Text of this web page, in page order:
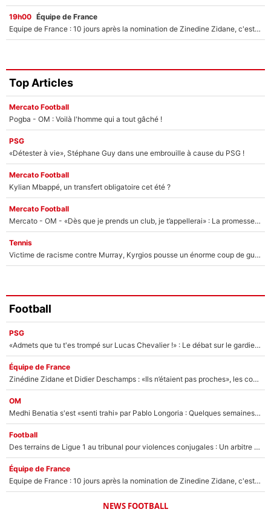
19h00 Équipe de France
Equipe de France : 10 jours après la nomination de Zinedine Zidane, c'est au tour de son fils de prendre un nouveau départ !
Top Articles
Mercato Football
Pogba - OM : Voilà l'homme qui a tout gâché !
PSG
«Détester à vie», Stéphane Guy dans une embrouille à cause du PSG !
Mercato Football
Kylian Mbappé, un transfert obligatoire cet été ?
Mercato Football
Mercato - OM - «Dès que je prends un club, je t’appellerai» : La promesse de Marcelino au moment de claquer la porte
Tennis
Victime de racisme contre Murray, Kyrgios pousse un énorme coup de gueule !
Football
PSG
«Admets que tu t'es trompé sur Lucas Chevalier !» : Le débat sur le gardien du PSG vire au clash à l'After Foot
Équipe de France
Zinédine Zidane et Didier Deschamps : «Ils n’étaient pas proches», les confidences d’un membre de l’équipe de France 1998 sur leur relation spéciale
OM
Medhi Benatia s'est «senti trahi» par Pablo Longoria : Quelques semaines après son départ, l'ancien directeur de football de l'OM règle ses comptes
Football
Des terrains de Ligue 1 au tribunal pour violences conjugales : Un arbitre français encourt une peine de 18 mois de prison !
Équipe de France
Equipe de France : 10 jours après la nomination de Zinedine Zidane, c'est au tour de son fils de prendre un nouveau départ !
NEWS FOOTBALL